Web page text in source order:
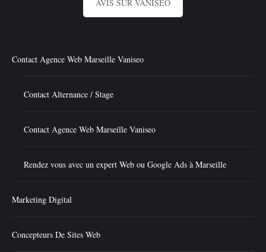
AVIS SUR VANISEO
Contact Agence Web Marseille Vaniseo
Contact Alternance / Stage
Contact Agence Web Marseille Vaniseo
Rendez vous avec un expert Web ou Google Ads à Marseille
Marketing Digital
Concepteurs De Sites Web